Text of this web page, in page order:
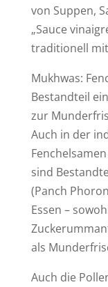
von Suppen,
„Sauce
traditionell
Mukhwas:
Bestandteil
zur
Auch in der
sind
(Panch
Essen –
als
Auch die